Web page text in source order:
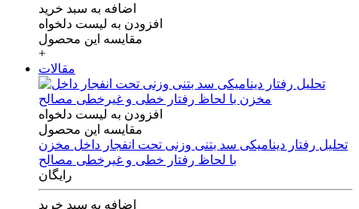
اضافه به سبد خرید
افزودن به لیست دلخواه
مقایسه این محصول
+
مقالات
افزودن به لیست دلخواه
مقایسه این محصول
تحلیل رفتار دینامیکی سد بتنی وزنی تحت انفجار داخل مخزن
با لحاظ رفتار خطی و غیرخطی مصالح
رایگان
اضافه به سبد خرید